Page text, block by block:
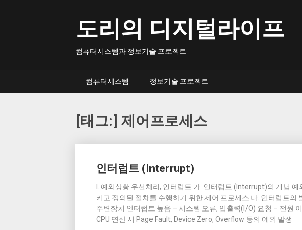
도리의 디지털라이프
컴퓨터시스템과 정보기술 프로젝트
컴퓨터시스템 정보기술 프로젝트
[태그:] 제어프로세스
인터럽트 (Interrupt)
I. 예외상황 우선처리, 인터럽트 가. 인터럽트 (Interrupt)의 개념
키고 정의된 절차를 수행하기 위한 제어 프로세스 나. 인터럽트의
주변장치 인터럽트 높음 – 시스템 오류, 입출력(I/O) 요청 – 전원
CPU 연산 시 Page Fault, Device Zero, Overflow 등의 예외 발생
navigation